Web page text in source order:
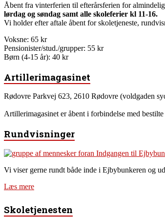
Åbent fra vinterferien til efterårsferien for
lørdag og søndag samt alle skoleferier kl 11-16.
Vi holder efter aftale åbent for skoletjeneste,
Voksne: 65 kr
Pensionister/stud./grupper: 55 kr
Børn (4-15 år): 40 kr
Artillerimagasinet
Rødovre Parkvej 623, 2610 Rødovre (voldgaden
Artillerimagasinet er åbent i forbindelse med
Rundvisninger
Vi viser gerne rundt både inde i Ejbybunkeren og
Læs mere
Skoletjenesten